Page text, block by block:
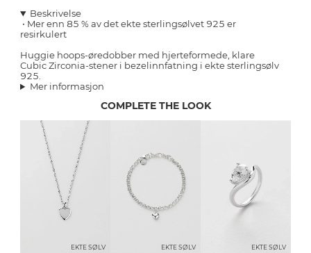
Beskrivelse
• Mer enn 85 % av det ekte sterlingsølvet 925 er
resirkulert
Huggie hoops-øredobber med hjerteformede, klare
Cubic Zirconia-stener i bezelinnfatning i ekte sterlingsølv
925.
Mer informasjon
COMPLETE THE LOOK
EKTE SØLV EKTE SØLV EKTE SØLV